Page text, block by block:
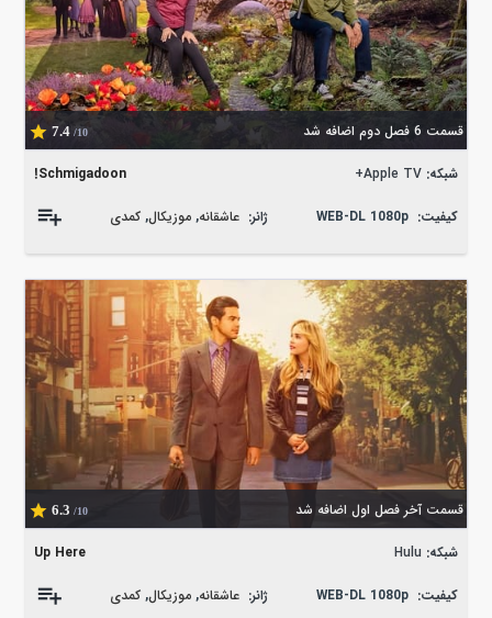
قسمت 6 فصل دوم اضافه شد 7.4 /10
Schmigadoon! شبکه: Apple TV+
کیفیت: WEB-DL 1080p ژانر: عاشقانه, موزیکال, کمدی
قسمت آخر فصل اول اضافه شد 6.3 /10
Up Here شبکه: Hulu
کیفیت: WEB-DL 1080p ژانر: عاشقانه, موزیکال, کمدی